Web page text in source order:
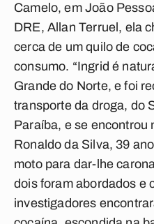
Camelo, em João
DRE, Allan Terruel, ela
cerca de um quilo de
consumo. “Ingrid é
Grande do Norte, e foi
transporte da droga, do
Paraíba, e se encontrou
Ronaldo da Silva, 39
moto para dar-lhe
dois foram abordados e
investigadores